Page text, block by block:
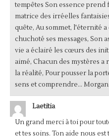
tempêtes Son essence prend
matrice des irréelles
quête, Au sommet, l'éternité
chuchoté ses messages, Son
vie a éclairé les cœurs des
aimé, Chacun des mystères
la réalité, Pour pousser la
sens et comprendre... Morgan
Laetitia
Un grand merci à toi pour
et tes soins. Ton aide nous